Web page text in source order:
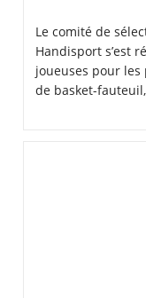
Le comité de
Handisport s’est
joueuses pour les
de basket-